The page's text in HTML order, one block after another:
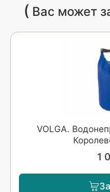
( Вас может
VOLGA.
1